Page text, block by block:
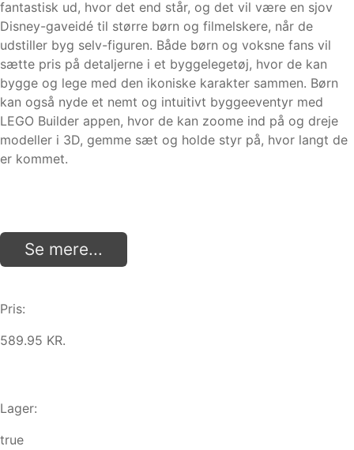
fantastisk ud, hvor det end står, og det vil være en sjov
Disney-gaveidé til større børn og filmelskere, når de
udstiller byg selv-figuren. Både børn og voksne fans vil
sætte pris på detaljerne i et byggelegetøj, hvor de kan
bygge og lege med den ikoniske karakter sammen. Børn
kan også nyde et nemt og intuitivt byggeeventyr med
LEGO Builder appen, hvor de kan zoome ind på og dreje
modeller i 3D, gemme sæt og holde styr på, hvor langt de
er kommet.
Se mere...
Pris:
589.95 KR.
Lager:
true